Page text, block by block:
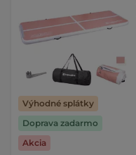
Výhodné splátky
Doprava zadarmo
Akcia